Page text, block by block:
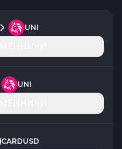
UNI
UNI
CARDUSD